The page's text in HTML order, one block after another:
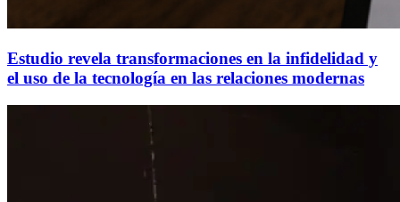
Estudio revela transformaciones en la infidelidad y
el uso de la tecnología en las relaciones modernas